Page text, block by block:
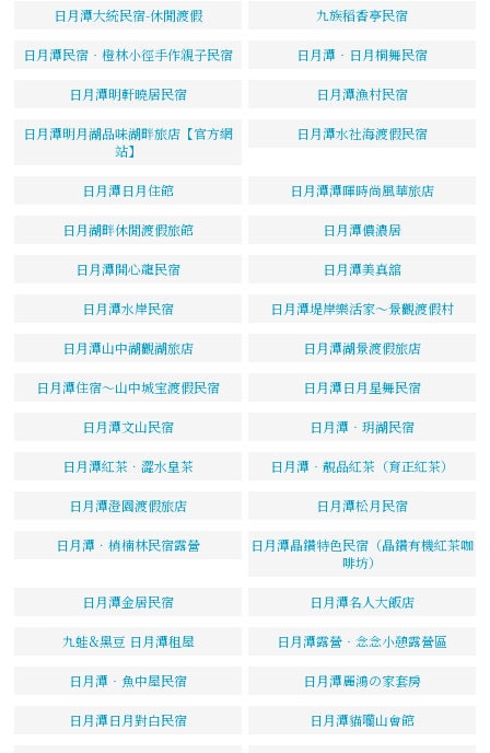
日月潭大統民宿-休閒渡假 九族稻香亭民宿
日月潭民宿‧橙林小徑手作親子民宿 日月潭‧日月桐舞民宿
日月潭明軒曉居民宿 日月潭漁村民宿
日月潭明月湖品味湖畔旅店【官方網
站】
日月潭水社海渡假民宿
日月潭日月住館 日月潭潭暉時尚風華旅店
日月湖畔休閒渡假旅館 日月潭儂濃居
日月潭開心龍民宿 日月潭美真舘
日月潭水岸民宿 日月潭堤岸樂活家～景觀渡假村
日月潭山中湖觀湖旅店 日月潭湖景渡假旅店
日月潭住宿～山中城宝渡假民宿 日月潭日月星舞民宿
日月潭文山民宿 日月潭‧玥湖民宿
日月潭紅茶．澀水皇茶 日月潭‧靚品紅茶（育正紅茶）
日月潭澄園渡假旅店 日月潭松月民宿
日月潭．梢楠林民宿露營
日月潭晶鑽特色民宿（晶鑽有機紅茶咖
啡坊）
日月潭金居民宿 日月潭名人大飯店
九蛙&黑豆 日月潭租屋 日月潭露營‧念念小憩露營區
日月潭‧魚中屋民宿 日月潭麗鴻の家套房
日月潭日月對白民宿 日月潭貓囒山會館